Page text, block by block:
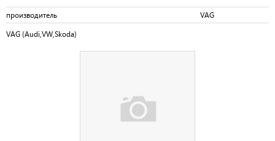
производитель VAG
VAG (Audi,VW,Skoda)